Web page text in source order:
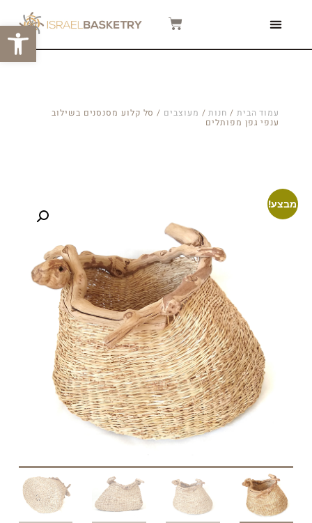
עמוד הבית / חנות/ מעוצבים / סל קלוע מסנסנים בשילוב
ענפי גפן מפותלים
מבצע!
פתח